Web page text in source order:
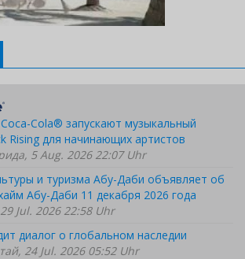
Cola® запускают музыкальный
Rising для начинающих артистов
5 Aug. 2026 22:07 Uhr
и туризма Абу-Даби объявляет об
Абу-Даби 11 декабря 2026 года
Jul. 2026 22:58 Uhr
диалог о глобальном наследии
24 Jul. 2026 05:52 Uhr